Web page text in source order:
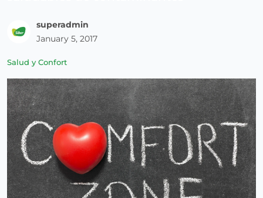
superadmin
January 5, 2017
Salud y Confort